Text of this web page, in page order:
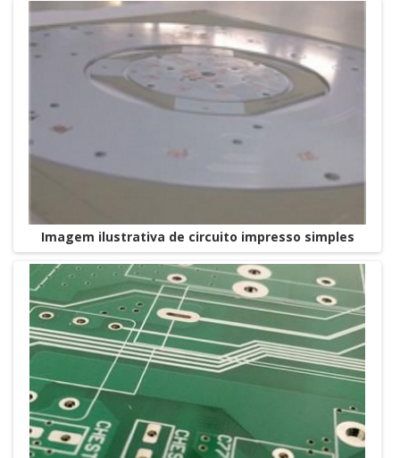
pelo uso ...
Imagem ilustrativa de circuito impresso simples